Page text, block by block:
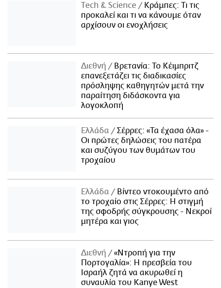
Τech & Science
Κράμπες: Τι τις
προκαλεί και τι να κάνουμε όταν
αρχίσουν οι ενοχλήσεις
Διεθνή
Βρετανία: Το Κέιμπριτζ
επανεξετάζει τις διαδικασίες
πρόσληψης καθηγητών μετά την
παραίτηση διδάσκοντα για
λογοκλοπή
Ελλάδα
Σέρρες: «Τα έχασα όλα» -
Οι πρώτες δηλώσεις του πατέρα
και συζύγου των θυμάτων του
τροχαίου
Ελλάδα
Βίντεο ντοκουμέντο από
το τροχαίο στις Σέρρες: Η στιγμή
της σφοδρής σύγκρουσης - Νεκροί
μητέρα και γιος
Διεθνή
«Ντροπή για την
Πορτογαλία»: Η πρεσβεία του
Ισραήλ ζητά να ακυρωθεί η
συναυλία του Kanye West